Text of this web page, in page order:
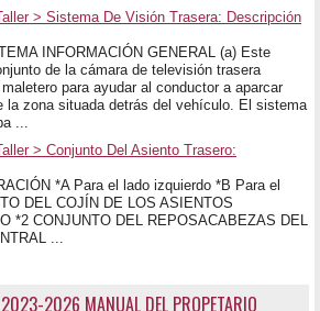
> Sistema De Visión Trasera: Descripción
INFORMACIÓN GENERAL (a) Este
de la cámara de televisión trasera
para ayudar al conductor a aparcar
la zona situada detrás del vehículo. El sistema
...
> Conjunto Del Asiento Trasero:
*A Para el lado izquierdo *B Para el
DEL COJÍN DE LOS ASIENTOS
*2 CONJUNTO DEL REPOSACABEZAS DEL
...
2026 MANUAL DEL PROPETARIO